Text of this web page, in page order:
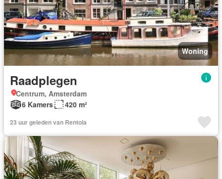
Woning
Raadplegen
Centrum, Amsterdam
6 Kamers
420 m²
23 uur geleden van Rentola